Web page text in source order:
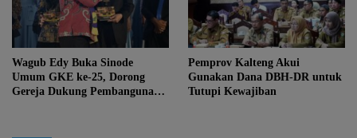
Wagub Edy Buka Sinode
Umum GKE ke-25, Dorong
Gereja Dukung Pembangunan
Pemprov Kalteng Akui
Gunakan Dana DBH-DR untuk
Tutupi Kewajiban